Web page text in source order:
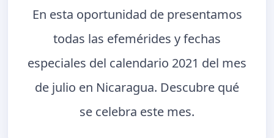
En esta oportunidad de presentamos
todas las efemérides y fechas
especiales del calendario 2021 del mes
de julio en Nicaragua. Descubre qué
se celebra este mes.